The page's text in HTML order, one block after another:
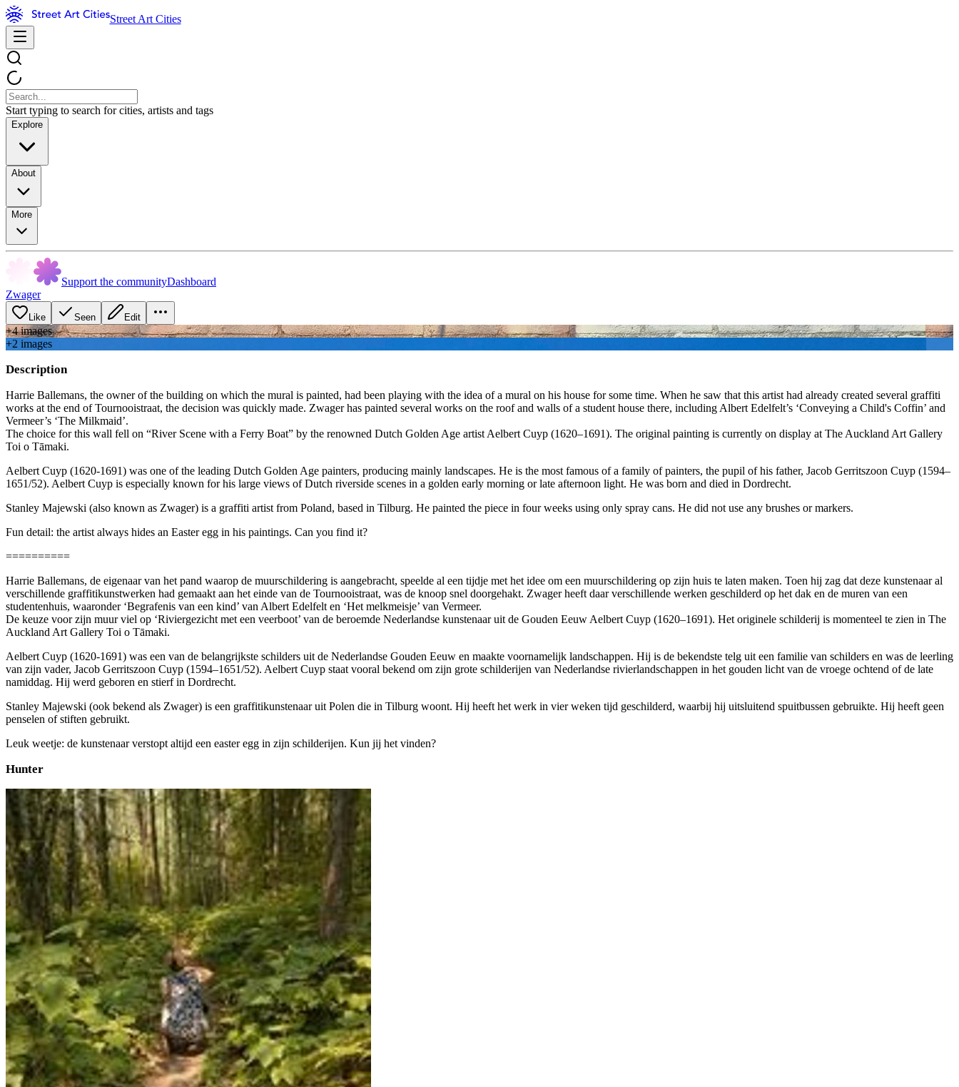
Street Art Cities
Start typing to search for cities, artists and tags
Explore
About
More
Support the communityDashboard
Zwager
Like Seen Edit
+4images
+2 images
Description
Harrie Ballemans, the owner of the building on which the mural is painted, had been playing with the idea of a mural on his house for some time. When he saw that this artist had already created several graffiti
works at the end of Tournooistraat, the decision was quickly made. Zwager has painted several works on the roof and walls of a student house there, including Albert Edelfelt’s ‘Conveying a Child's Coffin’ and
Vermeer’s ‘The Milkmaid’.
The choice for this wall fell on “River Scene with a Ferry Boat” by the renowned Dutch Golden Age artist Aelbert Cuyp (1620–1691). The original painting is currently on display at The Auckland Art Gallery
Toi o Tāmaki.
Aelbert Cuyp (1620-1691) was one of the leading Dutch Golden Age painters, producing mainly landscapes. He is the most famous of a family of painters, the pupil of his father, Jacob Gerritszoon Cuyp (1594–
1651/52). Aelbert Cuyp is especially known for his large views of Dutch riverside scenes in a golden early morning or late afternoon light. He was born and died in Dordrecht.
Stanley Majewski (also known as Zwager) is a graffiti artist from Poland, based in Tilburg. He painted the piece in four weeks using only spray cans. He did not use any brushes or markers.
Fun detail: the artist always hides an Easter egg in his paintings. Can you find it?
==========
Harrie Ballemans, de eigenaar van het pand waarop de muurschildering is aangebracht, speelde al een tijdje met het idee om een muurschildering op zijn huis te laten maken. Toen hij zag dat deze kunstenaar al
verschillende graffitikunstwerken had gemaakt aan het einde van de Tournooistraat, was de knoop snel doorgehakt. Zwager heeft daar verschillende werken geschilderd op het dak en de muren van een
studentenhuis, waaronder ‘Begrafenis van een kind’ van Albert Edelfelt en ‘Het melkmeisje’ van Vermeer.
De keuze voor zijn muur viel op ‘Riviergezicht met een veerboot’ van de beroemde Nederlandse kunstenaar uit de Gouden Eeuw Aelbert Cuyp (1620–1691). Het originele schilderij is momenteel te zien in The
Auckland Art Gallery Toi o Tāmaki.
Aelbert Cuyp (1620-1691) was een van de belangrijkste schilders uit de Nederlandse Gouden Eeuw en maakte voornamelijk landschappen. Hij is de bekendste telg uit een familie van schilders en was de leerling
van zijn vader, Jacob Gerritszoon Cuyp (1594–1651/52). Aelbert Cuyp staat vooral bekend om zijn grote schilderijen van Nederlandse rivierlandschappen in het gouden licht van de vroege ochtend of de late
namiddag. Hij werd geboren en stierf in Dordrecht.
Stanley Majewski (ook bekend als Zwager) is een graffitikunstenaar uit Polen die in Tilburg woont. Hij heeft het werk in vier weken tijd geschilderd, waarbij hij uitsluitend spuitbussen gebruikte. Hij heeft geen
penselen of stiften gebruikt.
Leuk weetje: de kunstenaar verstopt altijd een easter egg in zijn schilderijen. Kun jij het vinden?
Hunter